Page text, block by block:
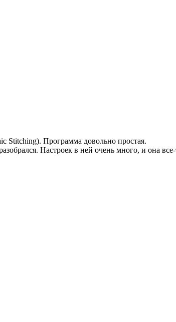
Stitching). Программа довольно простая.
Настроек в ней очень много, и она все-